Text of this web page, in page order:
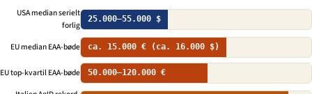
USA median serielt
forlig
25.000–55.000 $
EU median EAA-bøde ca. 15.000 € (ca. 16.000 $)
EU top-kvartil EAA-bøde 50.000–120.000 €